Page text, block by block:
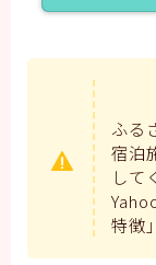
ふる
宿泊
して
特徴